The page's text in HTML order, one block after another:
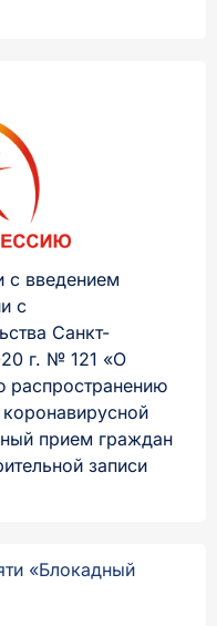
с введением
с
Санкт-
г. № 121 «О
распространению
прием граждан
записи
«Блокадный